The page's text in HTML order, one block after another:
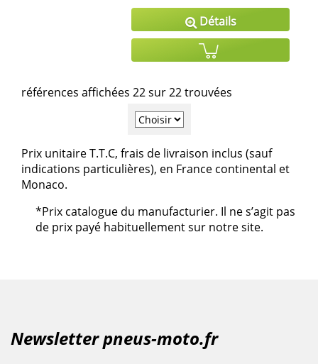
Détails
références affichées 22 sur 22 trouvées
Prix unitaire T.T.C, frais de livraison inclus (sauf
indications particulières), en France continental et
Monaco.
*Prix catalogue du manufacturier. Il ne s’agit pas
de prix payé habituellement sur notre site.
Newsletter pneus-moto.fr